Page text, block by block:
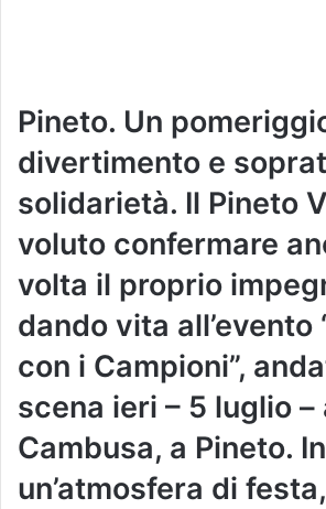
Pineto. Un
divertimento e
solidarietà. Il Pineto
voluto confermare
volta il proprio
dando vita all’evento
con i Campioni”,
scena ieri – 5 luglio –
Cambusa, a Pineto. In
un’atmosfera di